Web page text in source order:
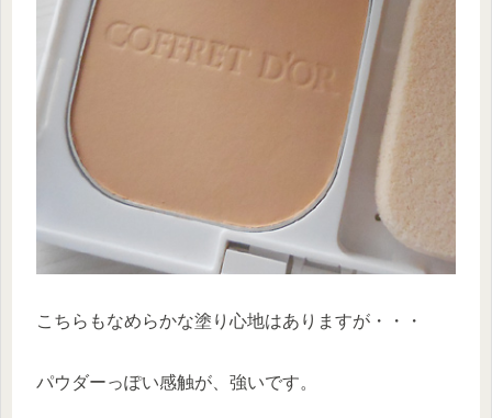
こちらもなめらかな塗り心地はありますが・・・
パウダーっぽい感触が、強いです。